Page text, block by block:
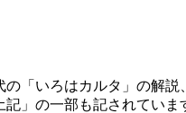
「いろはカルタ」の解
」の一部も記されてい